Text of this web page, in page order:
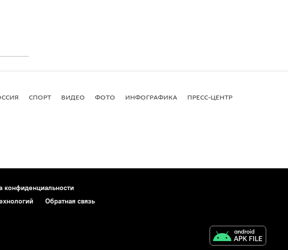
СПОРТ ВИДЕО ФОТО ИНФОГРАФИКА ПРЕСС-ЦЕНТР
конфиденциальности
Обратная связь